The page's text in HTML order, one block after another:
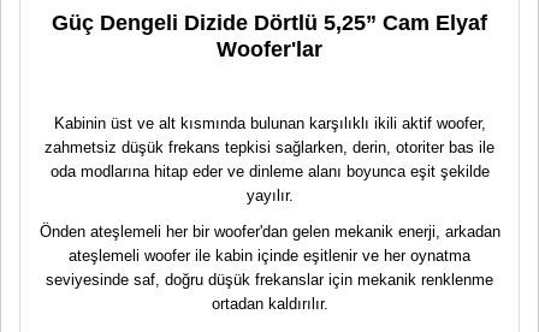
Güç Dengeli Dizide Dörtlü 5,25” Cam Elyaf
Woofer'lar
Kabinin üst ve alt kısmında bulunan karşılıklı ikili aktif woofer,
zahmetsiz düşük frekans tepkisi sağlarken, derin, otoriter bas ile
oda modlarına hitap eder ve dinleme alanı boyunca eşit şekilde
yayılır.
Önden ateşlemeli her bir woofer'dan gelen mekanik enerji, arkadan
ateşlemeli woofer ile kabin içinde eşitlenir ve her oynatma
seviyesinde saf, doğru düşük frekanslar için mekanik renklenme
ortadan kaldırılır.